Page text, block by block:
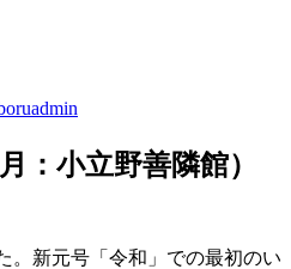
：小立野善隣館）
。新元号「令和」での最初のい